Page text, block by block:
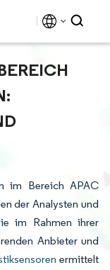
im Bereich APAC
der Analysten und
im Rahmen ihrer
Anbieter und
ermittelt